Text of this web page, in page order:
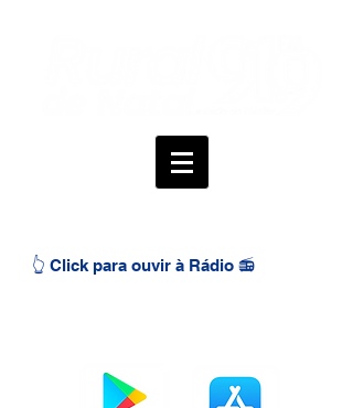
👆 Click para ouvir à Rádio 📻